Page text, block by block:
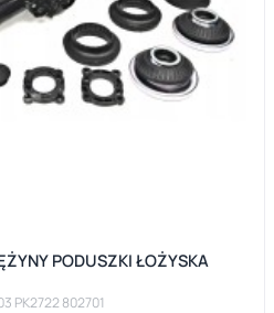
PODUSZKI ŁOŻYSKA
PK2722 802701